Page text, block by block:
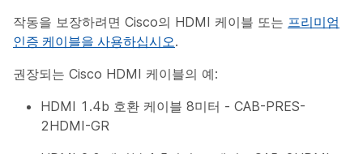
작동을 보장하려면 Cisco의 HDMI 케이블 또는 프리미엄
인증 케이블을 사용하십시오.
권장되는 Cisco HDMI 케이블의 예:
HDMI 1.4b 호환 케이블 8미터 - CAB-PRES-
2HDMI-GR